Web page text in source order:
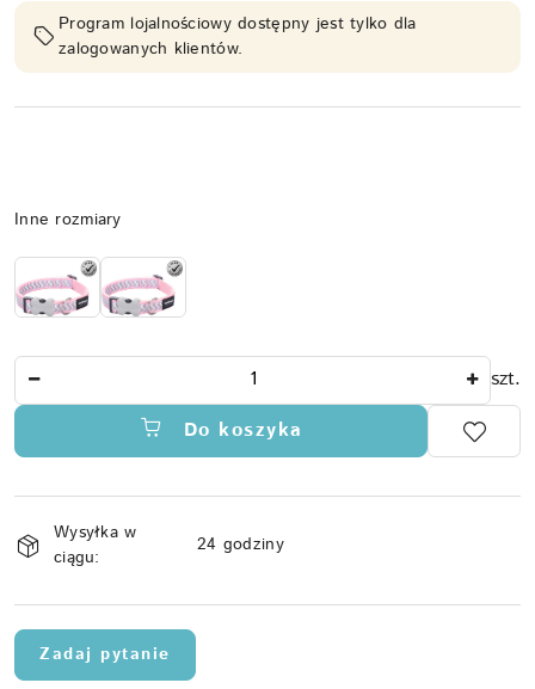
Program lojalnościowy dostępny jest tylko dla
zalogowanych klientów.
Wariant
Inne rozmiary
szt.
Do koszyka
Dostępność
i
dostawa
Wysyłka w
ciągu:
24 godziny
Zadaj pytanie